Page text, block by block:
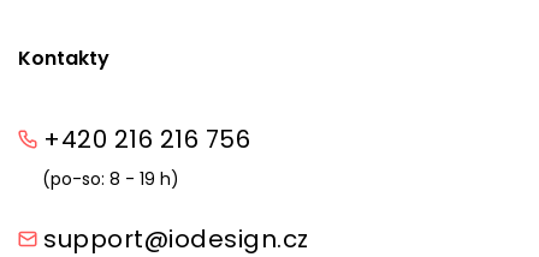
Kontakty
+420 216 216 756
(po-so: 8 - 19 h)
support@iodesign.cz